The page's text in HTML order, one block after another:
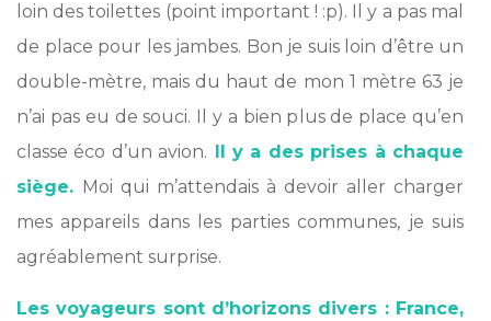
loin des toilettes (point important ! :p). Il y a pas mal
de place pour les jambes. Bon je suis loin d’être un
double-mètre, mais du haut de mon 1 mètre 63 je
n’ai pas eu de souci. Il y a bien plus de place qu’en
classe éco d’un avion. Il y a des prises à chaque
siège. Moi qui m’attendais à devoir aller charger
mes appareils dans les parties communes, je suis
agréablement surprise.
Les voyageurs sont d’horizons divers : France,